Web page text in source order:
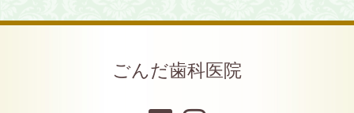
ごんだ歯科医院